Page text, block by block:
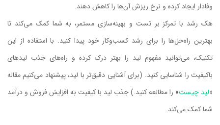
وفادار ایجاد کرده و نرخ ریزش آن‌ها را کاهش دهند.
هک رشد با تمرکز بر تست و بهینه‌سازی مستمر، به شما کمک می‌کند تا
بهترین راه‌حل‌ها را برای رشد کسب‌وکار خود پیدا کنید. با استفاده از این
تکنیک، می‌توانید مفهوم لید را بهتر درک کرده و راه‌های جذب لیدهای
باکیفیت را شناسایی کنید. (برای آشنایی دقیق‌تر با لید، پیشنهاد می‌کنیم مقاله
«لید چیست» را مطالعه کنید.) جذب لید با کیفیت به افزایش فروش و درآمد
شما کمک می‌کند.